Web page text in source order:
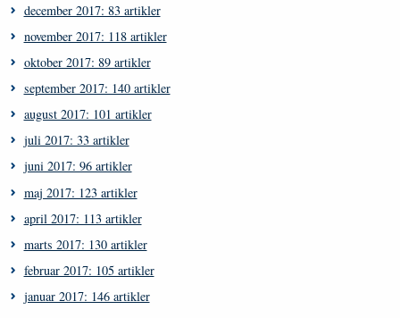
december 2017: 83 artikler
november 2017: 118 artikler
oktober 2017: 89 artikler
september 2017: 140 artikler
august 2017: 101 artikler
juli 2017: 33 artikler
juni 2017: 96 artikler
maj 2017: 123 artikler
april 2017: 113 artikler
marts 2017: 130 artikler
februar 2017: 105 artikler
januar 2017: 146 artikler